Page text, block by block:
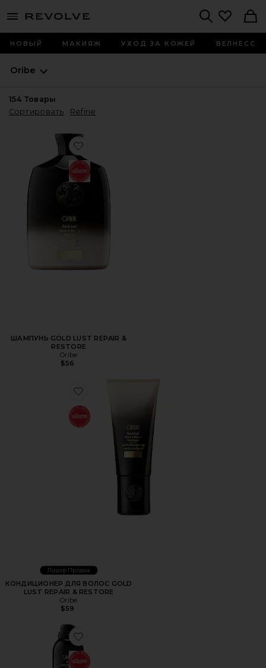
menu - shows more content
НОВЫЙ МАКИЯЖ УХОД ЗА КОЖЕЙ ВЕЛНЕСС
Oribe
154 Товары
Сортировать
Refine
Favorite ШАМПУНЬ GOLD LUST REPAIR & RESTORE
ШАМПУНЬ GOLD LUST REPAIR &
RESTORE
Oribe
$56
Favorite КОНДИЦИОНЕР ДЛЯ ВОЛОС GOLD LUST
Лидер Продаж
КОНДИЦИОНЕР ДЛЯ ВОЛОС GOLD
LUST REPAIR & RESTORE
Oribe
$59
Favorite СПРЕЙ DRY TEXTURIZING